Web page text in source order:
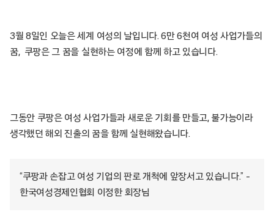
3월 8일인 오늘은 세계 여성의 날입니다. 6만 6천여 여성 사업가들의
꿈, 쿠팡은 그 꿈을 실현하는 여정에 함께 하고 있습니다.
그동안 쿠팡은 여성 사업가들과 새로운 기회를 만들고, 불가능이라
생각했던 해외 진출의 꿈을 함께 실현해왔습니다.
“쿠팡과 손잡고 여성 기업의 판로 개척에 앞장서고 있습니다.” –
한국여성경제인협회 이정한 회장님